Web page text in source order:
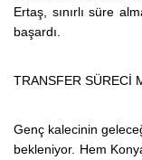
Ertaş, sınırlı süre
başardı.
TRANSFER SÜRECİ
Genç kalecinin
bekleniyor. Hem